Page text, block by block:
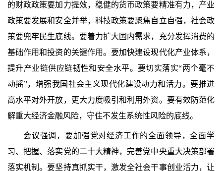
的财政政策要加力提效，稳健的货币政策要精准有力，产业
政策要发展和安全并举，科技政策要聚焦自立自强，社会政
策要兜牢民生底线。要着力扩大国内需求，充分发挥消费的
基础作用和投资的关键作用。要加快建设现代化产业体系，
提升产业链供应链韧性和安全水平。要切实落实“两个毫不
动摇”，增强我国社会主义现代化建设动力和活力。要推进
高水平对外开放，更大力度吸引和利用外资。要有效防范化
解重大经济金融风险，守住不发生系统性风险的底线。
会议强调，要加强党对经济工作的全面领导，全面学
习、把握、落实党的二十大精神，完善党中央重大决策部署
落实机制。要坚持真抓实干，激发全社会干事创业活力，让